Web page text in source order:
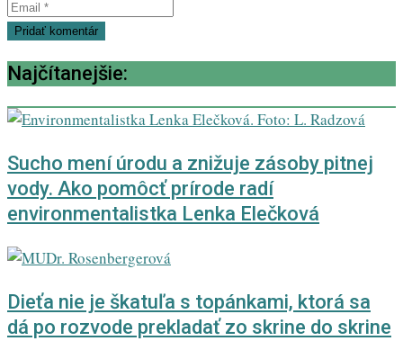
Najčítanejšie:
Sucho mení úrodu a znižuje zásoby pitnej
vody. Ako pomôcť prírode radí
environmentalistka Lenka Elečková
Dieťa nie je škatuľa s topánkami, ktorá sa
dá po rozvode prekladať zo skrine do skrine